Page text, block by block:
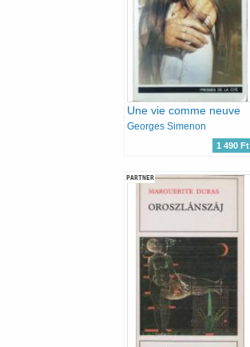
Une vie comme neuve
Georges Simenon
1 490 Ft
PARTNER